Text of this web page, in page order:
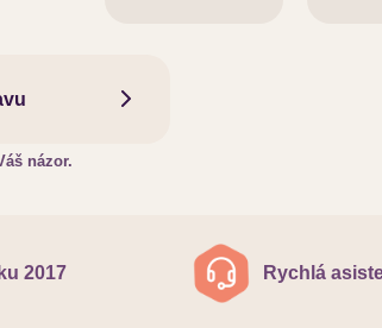
názor.
2017 Rychlá